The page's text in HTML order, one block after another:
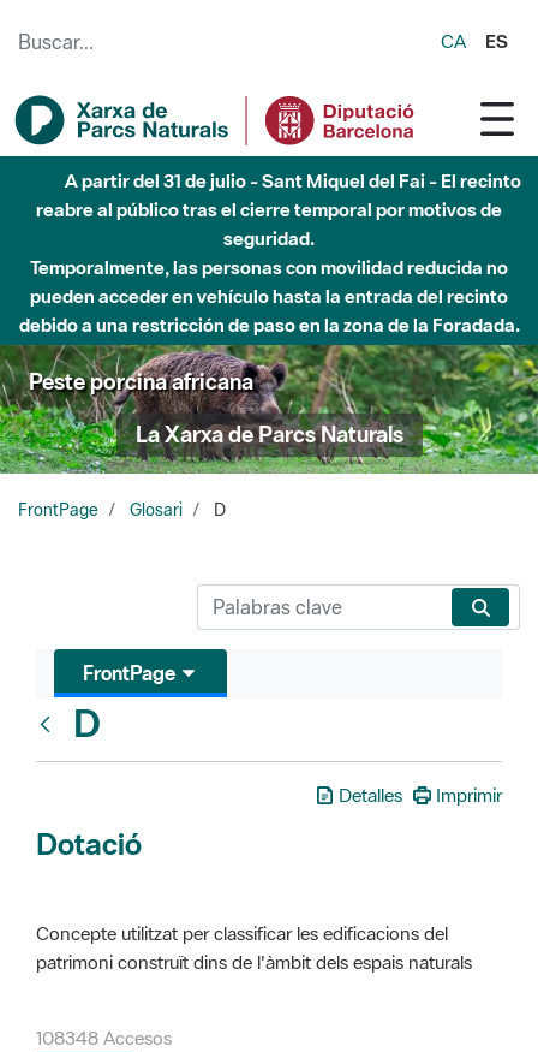
CA ES
A partir del 31 de julio - Sant Miquel del Fai - El recinto
reabre al público tras el cierre temporal por motivos de
seguridad.
Temporalmente, las personas con movilidad reducida no
pueden acceder en vehículo hasta la entrada del recinto
debido a una restricción de paso en la zona de la Foradada.
Peste porcina africana
La Xarxa de Parcs Naturals
FrontPage Glosari D
FrontPage
D
Detalles Imprimir
Dotació
Concepte utilitzat per classificar les edificacions del
patrimoni construït dins de l'àmbit dels espais naturals
108348 Accesos